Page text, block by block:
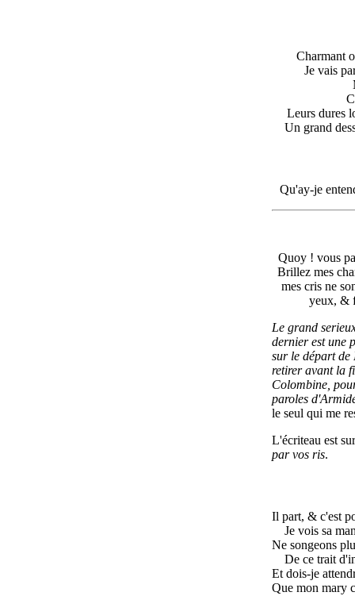
Charmant
Je vais
Leurs dures
Un grand
Qu'ay-je
Quoy ! vous
Brillez mes
mes cris ne
yeux, &
Le grand
dernier est une
sur le départ
retirer avant la
Colombine,
paroles
le seul qui me
L'écriteau est
par vos ris.
Il part, & c'est
Je vois sa
Ne songeons
De ce trait
Et dois-je
Que mon mary